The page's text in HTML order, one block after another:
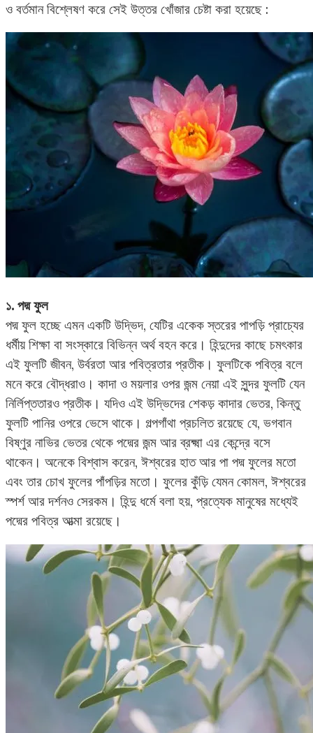
ও বর্তমান বিশ্লেষণ করে সেই উত্তর খোঁজার চেষ্টা করা হয়েছে :
১. পদ্ম ফুল
পদ্ম ফুল হচ্ছে এমন একটি উদ্ভিদ, যেটির একেক স্তরের পাপড়ি প্রাচ্যের
ধর্মীয় শিক্ষা বা সংস্কারে বিভিন্ন অর্থ বহন করে। হিন্দুদের কাছে চমৎকার
এই ফুলটি জীবন, উর্বরতা আর পবিত্রতার প্রতীক। ফুলটিকে পবিত্র বলে
মনে করে বৌদ্ধরাও। কাদা ও ময়লার ওপর জন্ম নেয়া এই সুন্দর ফুলটি যেন
নির্লিপ্ততারও প্রতীক। যদিও এই উদ্ভিদের শেকড় কাদার ভেতর, কিন্তু
ফুলটি পানির ওপরে ভেসে থাকে। গল্পগাঁথা প্রচলিত রয়েছে যে, ভগবান
বিষ্ণুর নাভির ভেতর থেকে পদ্মের জন্ম আর ব্রক্ষ্মা এর কেন্দ্রে বসে
থাকেন। অনেকে বিশ্বাস করেন, ঈশ্বরের হাত আর পা পদ্ম ফুলের মতো
এবং তার চোখ ফুলের পাঁপড়ির মতো। ফুলের কুঁড়ি যেমন কোমল, ঈশ্বরের
স্পর্শ আর দর্শনও সেরকম। হিন্দু ধর্মে বলা হয়, প্রত্যেক মানুষের মধ্যেই
পদ্মের পবিত্র আত্মা রয়েছে।